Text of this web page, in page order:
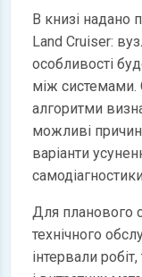
В книзі надано
Land Cruiser:
особливості
між
алгоритми
можливі
варіанти
Для планового
технічного
інтервали